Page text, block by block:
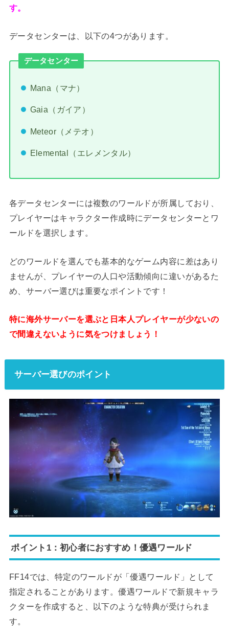
す。
データセンターは、以下の4つがあります。
データセンター
Mana（マナ）
Gaia（ガイア）
Meteor（メテオ）
Elemental（エレメンタル）
各データセンターには複数のワールドが所属しており、
プレイヤーはキャラクター作成時にデータセンターとワ
ールドを選択します。
どのワールドを選んでも基本的なゲーム内容に差はあり
ませんが、プレイヤーの人口や活動傾向に違いがあるた
め、サーバー選びは重要なポイントです！
特に海外サーバーを選ぶと日本人プレイヤーが少ないの
で間違えないように気をつけましょう！
サーバー選びのポイント
ポイント1：初心者におすすめ！優遇ワールド
FF14では、特定のワールドが「優遇ワールド」として
指定されることがあります。優遇ワールドで新規キャラ
クターを作成すると、以下のような特典が受けられま
す。